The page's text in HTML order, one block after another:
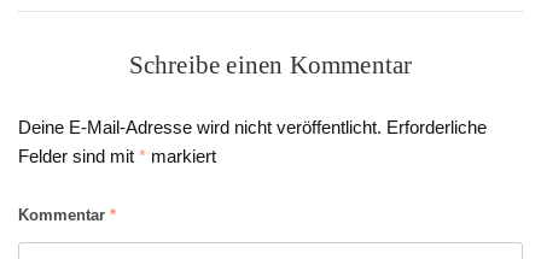
Schreibe einen Kommentar
Deine E-Mail-Adresse wird nicht veröffentlicht. Erforderliche
Felder sind mit * markiert
Kommentar *